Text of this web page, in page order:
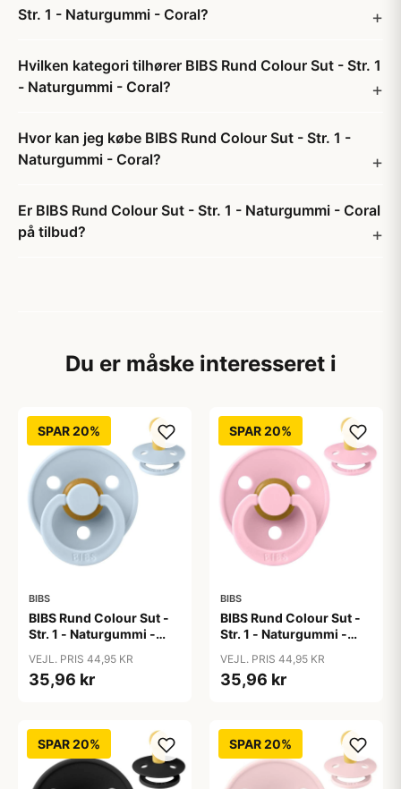
Str. 1 - Naturgummi - Coral?
Hvilken kategori tilhører BIBS Rund Colour Sut - Str. 1
- Naturgummi - Coral?
Hvor kan jeg købe BIBS Rund Colour Sut - Str. 1 -
Naturgummi - Coral?
Er BIBS Rund Colour Sut - Str. 1 - Naturgummi - Coral
på tilbud?
Du er måske interesseret i
SPAR 20%
BIBS
BIBS Rund Colour Sut -
Str. 1 - Naturgummi -
VEJL. PRIS 44,95 KR
35,96 kr
SPAR 20%
BIBS
BIBS Rund Colour Sut -
Str. 1 - Naturgummi -
VEJL. PRIS 44,95 KR
35,96 kr
SPAR 20% SPAR 20%